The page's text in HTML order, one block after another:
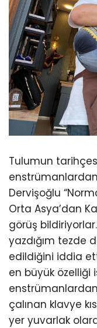
Tulumun
Dervişoğlu
Orta Asya’dan
görüş
yazdığım tezde
edildiğini iddia
en büyük
enstrümanlardan
çalınan klavye
yer yuvarlak